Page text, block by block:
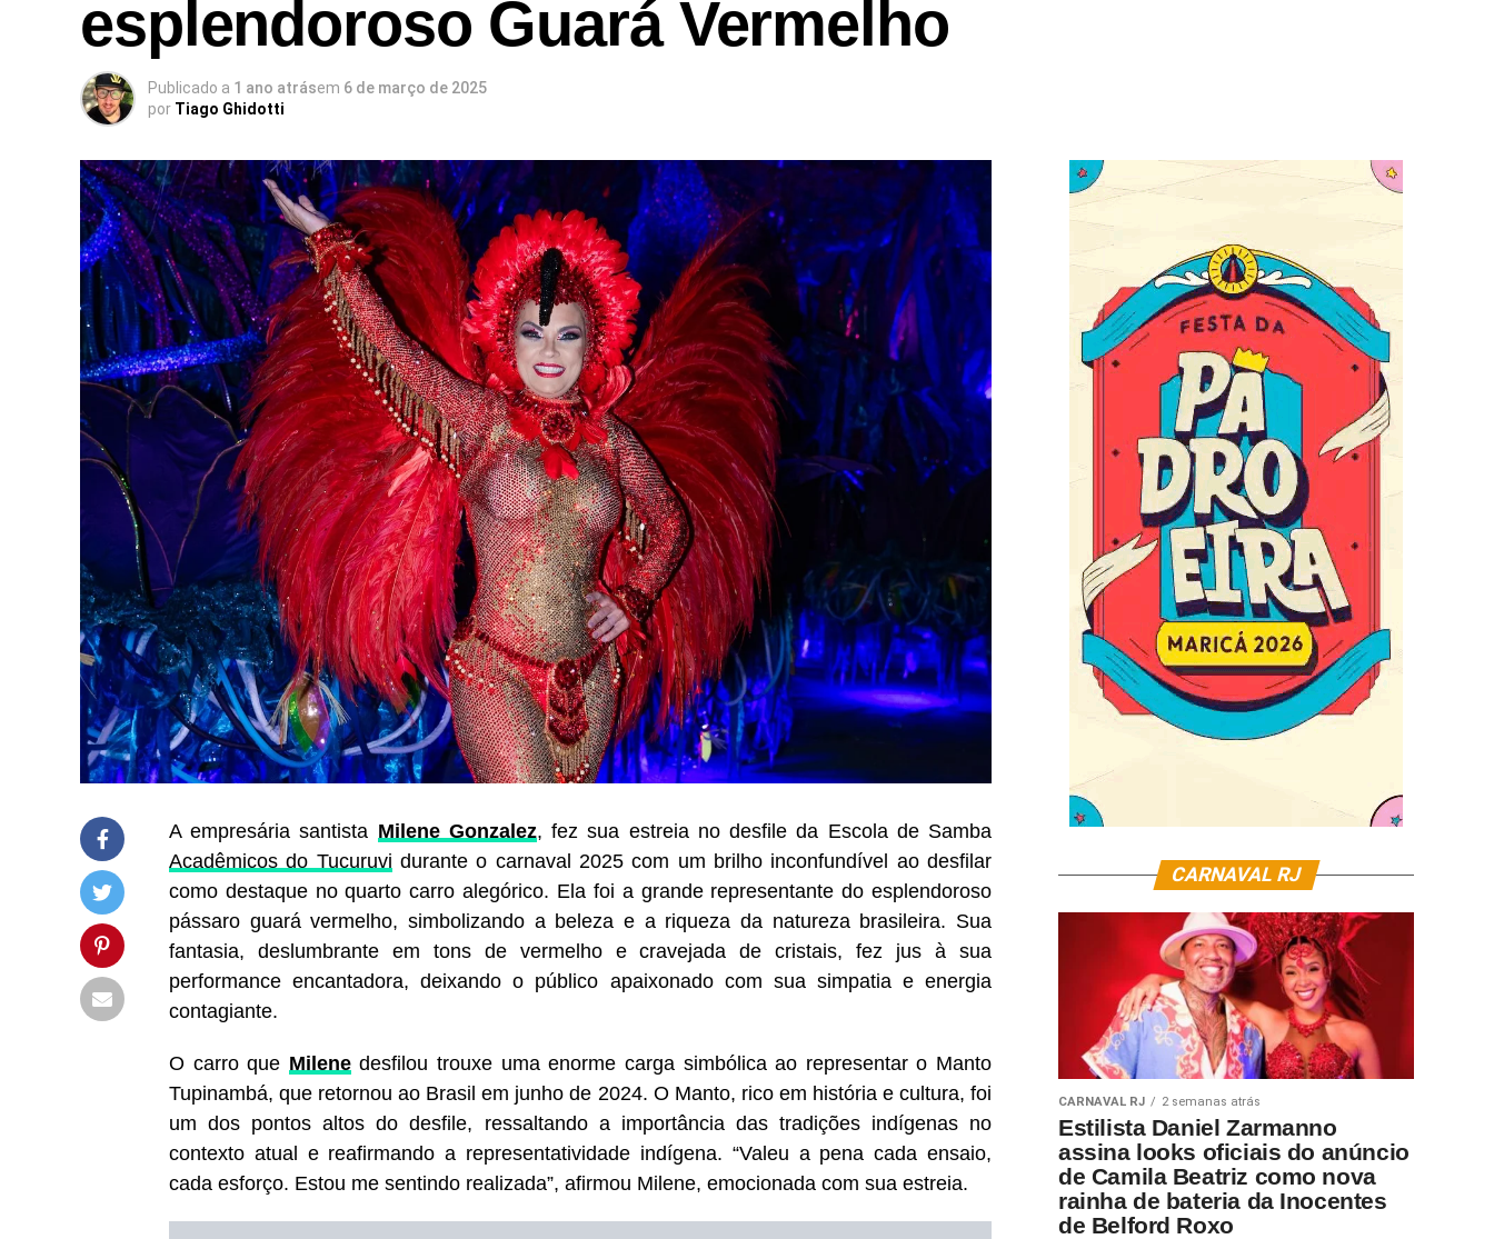
esplendoroso Guará Vermelho
Publicado a 1 ano atrásem 6 de março de 2025
por Tiago Ghidotti
A empresária santista Milene Gonzalez, fez sua estreia no desfile da Escola de Samba
Acadêmicos do Tucuruvi durante o carnaval 2025 com um brilho inconfundível ao desfilar
como destaque no quarto carro alegórico. Ela foi a grande representante do esplendoroso
pássaro guará vermelho, simbolizando a beleza e a riqueza da natureza brasileira. Sua
fantasia, deslumbrante em tons de vermelho e cravejada de cristais, fez jus à sua
performance encantadora, deixando o público apaixonado com sua simpatia e energia
contagiante.
O carro que Milene desfilou trouxe uma enorme carga simbólica ao representar o Manto
Tupinambá, que retornou ao Brasil em junho de 2024. O Manto, rico em história e cultura, foi
um dos pontos altos do desfile, ressaltando a importância das tradições indígenas no
contexto atual e reafirmando a representatividade indígena. “Valeu a pena cada ensaio,
cada esforço. Estou me sentindo realizada”, afirmou Milene, emocionada com sua estreia.
CARNAVAL RJ
CARNAVAL RJ 2 semanas atrás
Estilista Daniel Zarmanno
assina looks oficiais do anúncio
de Camila Beatriz como nova
rainha de bateria da Inocentes
de Belford Roxo